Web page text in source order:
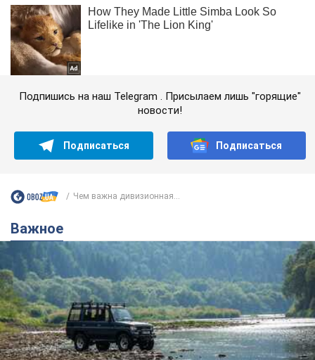
Подпишись на наш Telegram . Присылаем лишь "горящие"
новости!
Подписаться Подписаться
Чем важна дивизионная...
Важное